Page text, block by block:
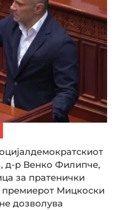
д-р Венко Филипче,
за пратенички
Мицкоски
дозволува